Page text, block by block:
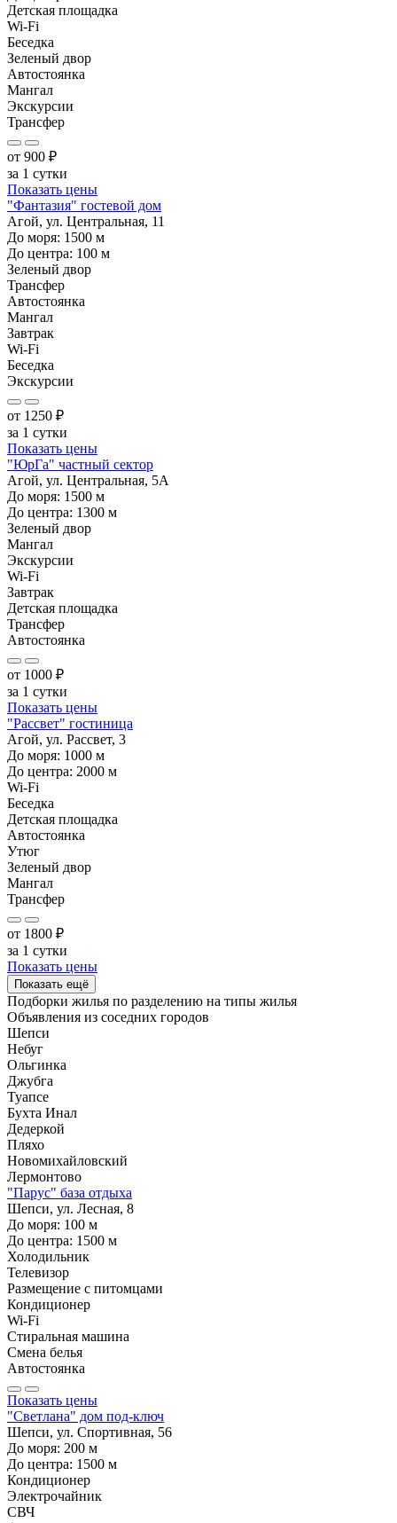
Детская площадка
Wi-Fi
Беседка
Зеленый двор
Автостоянка
Мангал
Экскурсии
Трансфер
от 900 ₽
за 1 сутки
Показать цены
"Фантазия" гостевой дом
Агой, ул. Центральная, 11
До моря: 1500 м
До центра: 100 м
Зеленый двор
Трансфер
Автостоянка
Мангал
Завтрак
Wi-Fi
Беседка
Экскурсии
от 1250 ₽
за 1 сутки
Показать цены
"ЮрГа" частный сектор
Агой, ул. Центральная, 5А
До моря: 1500 м
До центра: 1300 м
Зеленый двор
Мангал
Экскурсии
Wi-Fi
Завтрак
Детская площадка
Трансфер
Автостоянка
от 1000 ₽
за 1 сутки
Показать цены
"Рассвет" гостиница
Агой, ул. Рассвет, 3
До моря: 1000 м
До центра: 2000 м
Wi-Fi
Беседка
Детская площадка
Автостоянка
Утюг
Зеленый двор
Мангал
Трансфер
от 1800 ₽
за 1 сутки
Показать цены
Показать ещё
Подборки жилья по разделению на типы жилья
Объявления из соседних городов
Шепси
Небуг
Ольгинка
Джубга
Туапсе
Бухта Инал
Дедеркой
Пляхо
Новомихайловский
Лермонтово
"Парус" база отдыха
Шепси, ул. Лесная, 8
До моря: 100 м
До центра: 1500 м
Холодильник
Телевизор
Размещение с питомцами
Кондиционер
Wi-Fi
Стиральная машина
Смена белья
Автостоянка
Показать цены
"Светлана" дом под-ключ
Шепси, ул. Спортивная, 56
До моря: 200 м
До центра: 1500 м
Кондиционер
Электрочайник
СВЧ